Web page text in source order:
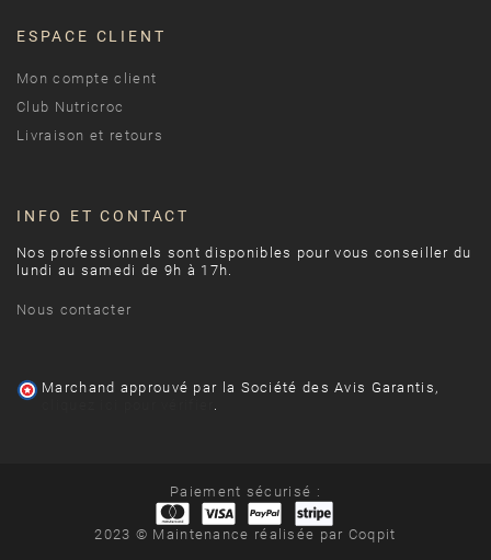
ESPACE CLIENT
Mon compte client
Club Nutricroc
Livraison et retours
INFO ET CONTACT
Nos professionnels sont disponibles pour vous conseiller du
lundi au samedi de 9h à 17h.
Nous contacter
Marchand approuvé par la Société des Avis Garantis,
.
2023 © Maintenance réalisée par Coqpit
Paiement sécurisé :